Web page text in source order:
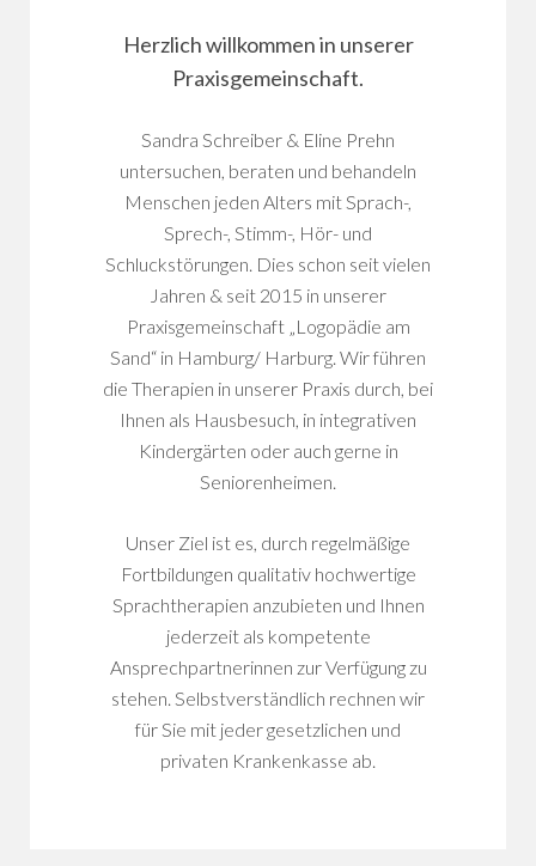
Herzlich willkommen in unserer
Praxisgemeinschaft.
Sandra Schreiber & Eline Prehn
untersuchen, beraten und behandeln
Menschen jeden Alters mit Sprach-,
Sprech-, Stimm-, Hör- und
Schluckstörungen. Dies schon seit vielen
Jahren & seit 2015 in unserer
Praxisgemeinschaft „Logopädie am
Sand“ in Hamburg/ Harburg. Wir führen
die Therapien in unserer Praxis durch, bei
Ihnen als Hausbesuch, in integrativen
Kindergärten oder auch gerne in
Seniorenheimen.
Unser Ziel ist es, durch regelmäßige
Fortbildungen qualitativ hochwertige
Sprachtherapien anzubieten und Ihnen
jederzeit als kompetente
Ansprechpartnerinnen zur Verfügung zu
stehen. Selbstverständlich rechnen wir
für Sie mit jeder gesetzlichen und
privaten Krankenkasse ab.